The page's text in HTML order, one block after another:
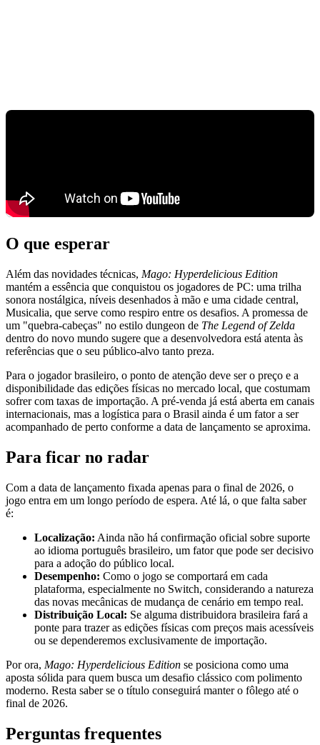
O que esperar
Além das novidades técnicas, Mago: Hyperdelicious Edition
mantém a essência que conquistou os jogadores de PC: uma trilha
sonora nostálgica, níveis desenhados à mão e uma cidade central,
Musicalia, que serve como respiro entre os desafios. A promessa de
um "quebra-cabeças" no estilo dungeon de The Legend of Zelda
dentro do novo mundo sugere que a desenvolvedora está atenta às
referências que o seu público-alvo tanto preza.
Para o jogador brasileiro, o ponto de atenção deve ser o preço e a
disponibilidade das edições físicas no mercado local, que costumam
sofrer com taxas de importação. A pré-venda já está aberta em canais
internacionais, mas a logística para o Brasil ainda é um fator a ser
acompanhado de perto conforme a data de lançamento se aproxima.
Para ficar no radar
Com a data de lançamento fixada apenas para o final de 2026, o
jogo entra em um longo período de espera. Até lá, o que falta saber
é:
Localização: Ainda não há confirmação oficial sobre suporte
ao idioma português brasileiro, um fator que pode ser decisivo
para a adoção do público local.
Desempenho: Como o jogo se comportará em cada
plataforma, especialmente no Switch, considerando a natureza
das novas mecânicas de mudança de cenário em tempo real.
Distribuição Local: Se alguma distribuidora brasileira fará a
ponte para trazer as edições físicas com preços mais acessíveis
ou se dependeremos exclusivamente de importação.
Por ora, Mago: Hyperdelicious Edition se posiciona como uma
aposta sólida para quem busca um desafio clássico com polimento
moderno. Resta saber se o título conseguirá manter o fôlego até o
final de 2026.
Perguntas frequentes